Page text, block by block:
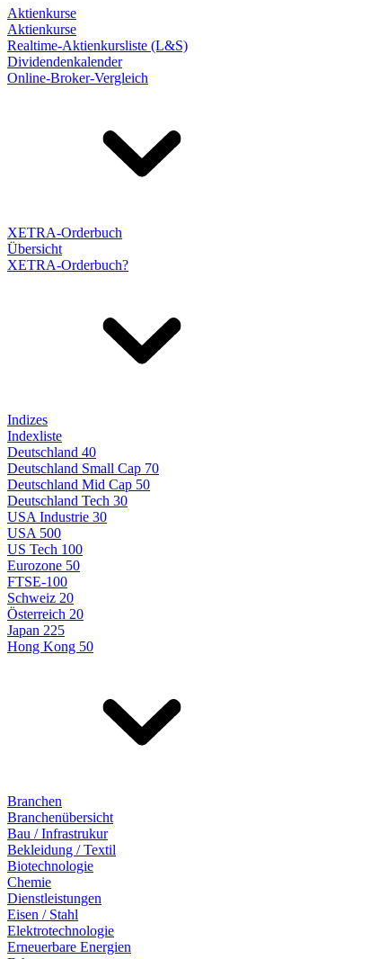
Aktienkurse
Aktienkurse
Realtime-Aktienkursliste (L&S)
Dividendenkalender
Online-Broker-Vergleich
XETRA-Orderbuch
Übersicht
XETRA-Orderbuch?
Indizes
Indexliste
Deutschland 40
Deutschland Small Cap 70
Deutschland Mid Cap 50
Deutschland Tech 30
USA Industrie 30
USA 500
US Tech 100
Eurozone 50
FTSE-100
Schweiz 20
Österreich 20
Japan 225
Hong Kong 50
Branchen
Branchenübersicht
Bau / Infrastrukur
Bekleidung / Textil
Biotechnologie
Chemie
Dienstleistungen
Eisen / Stahl
Elektrotechnologie
Erneuerbare Energien